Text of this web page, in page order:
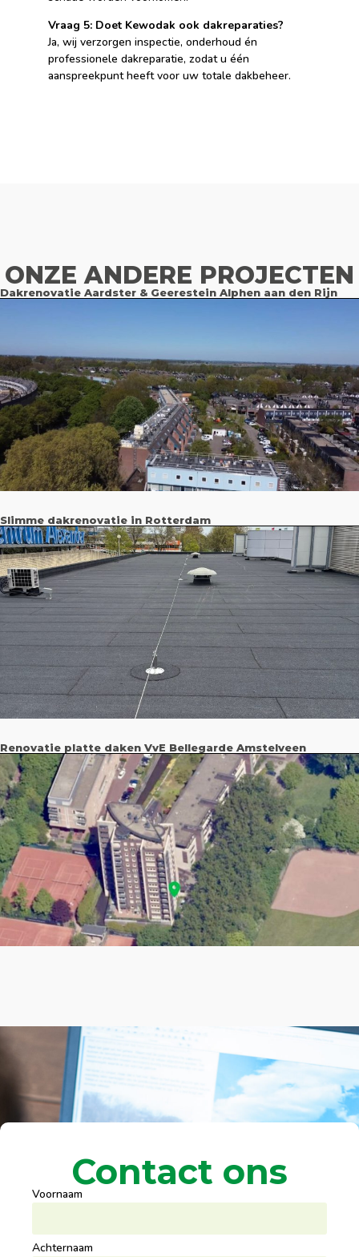
Vraag 5: Doet Kewodak ook dakreparaties?
Ja, wij verzorgen inspectie, onderhoud én
professionele dakreparatie, zodat u één
aanspreekpunt heeft voor uw totale dakbeheer.
ONZE ANDERE PROJECTEN
Dakrenovatie Aardster & Geerestein Alphen aan den Rijn
Slimme dakrenovatie in Rotterdam
Renovatie platte daken VvE Bellegarde Amstelveen
Contact ons
Voornaam
Achternaam